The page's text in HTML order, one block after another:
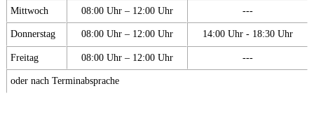
Mittwoch 08:00 Uhr – 12:00 Uhr ---
Donnerstag 08:00 Uhr – 12:00 Uhr 14:00 Uhr - 18:30 Uhr
Freitag 08:00 Uhr – 12:00 Uhr ---
oder nach Terminabsprache